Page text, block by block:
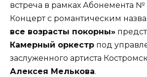
встреча в рамках Абонемента №
Концерт с романтическим
все возрасты покорны»
Камерный оркестр под
заслуженного артиста
Алексея Мелькова.